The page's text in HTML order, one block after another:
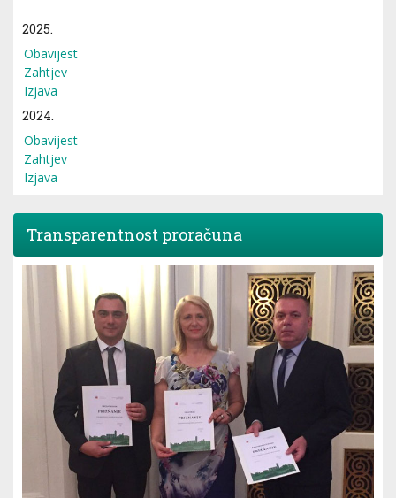
2025.
Obavijest
Zahtjev
Izjava
2024.
Obavijest
Zahtjev
Izjava
Transparentnost proračuna